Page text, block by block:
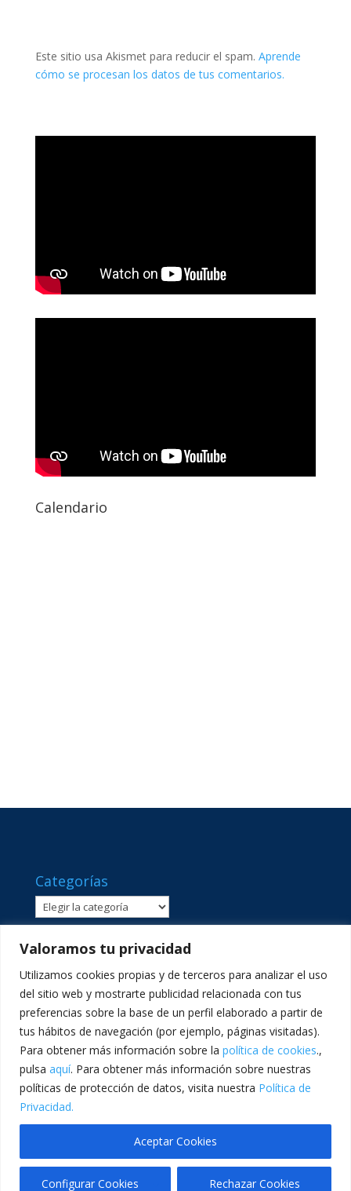
Valoramos tu privacidad
Utilizamos cookies propias y de terceros para analizar el uso
del sitio web y mostrarte publicidad relacionada con tus
preferencias sobre la base de un perfil elaborado a partir de
tus hábitos de navegación (por ejemplo, páginas visitadas).
Para obtener más información sobre la política de cookies.,
pulsa aquí. Para obtener más información sobre nuestras
políticas de protección de datos, visita nuestra Política de
Privacidad.
Configurar Cookies Rechazar Cookies
Aceptar Cookies
Este sitio usa Akismet para reducir el spam. Aprende
cómo se procesan los datos de tus comentarios.
Calendario
Categorías
Categorías
C/ Sant Lluís Beltrán, 8 · 46980 · Paterna, València ·
Telf: 961365540 · comunicacion@lasallevp.es